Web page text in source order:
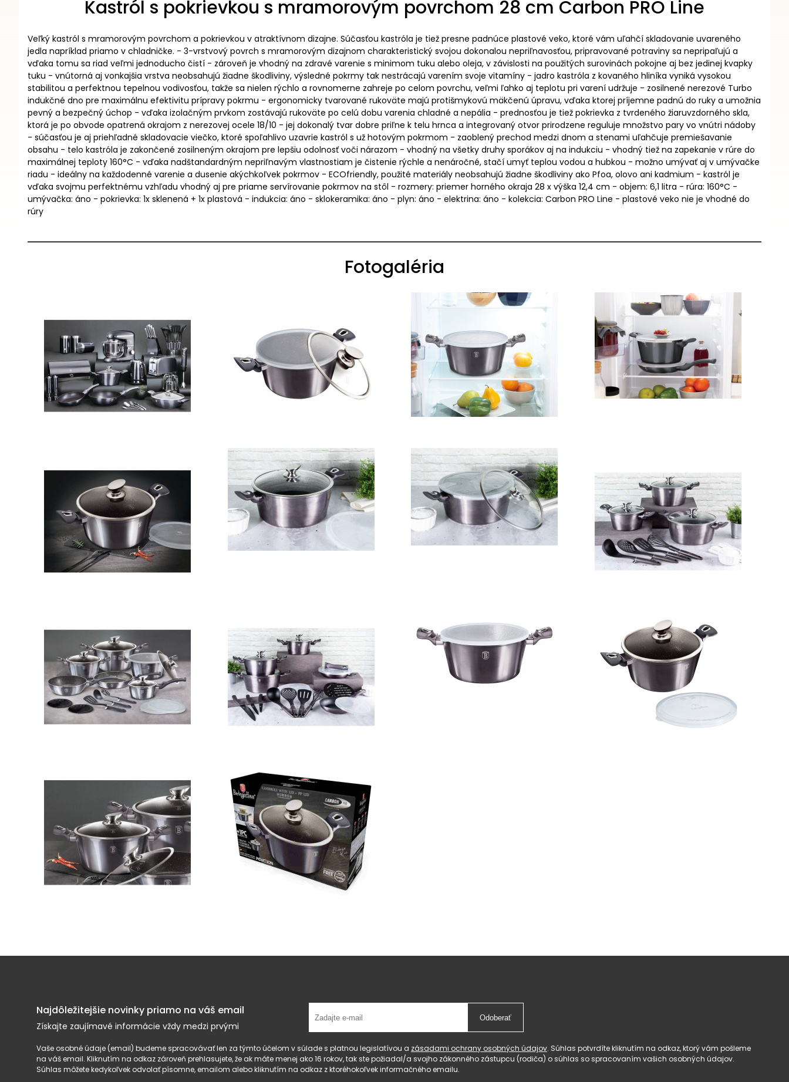
Kastról s pokrievkou s mramorovým povrchom 28 cm Carbon PRO Line
Veľký kastról s mramorovým povrchom a pokrievkou v atraktívnom dizajne. Súčasťou kastróla je tiež presne padnúce plastové veko, ktoré vám uľahčí skladovanie uvareného
jedla napríklad priamo v chladničke. - 3-vrstvový povrch s mramorovým dizajnom charakteristický svojou dokonalou nepriľnavosťou, pripravované potraviny sa nepripaľujú a
vďaka tomu sa riad veľmi jednoducho čistí - zároveň je vhodný na zdravé varenie s minimom tuku alebo oleja, v závislosti na použitých surovinách pokojne aj bez jedinej kvapky
tuku - vnútorná aj vonkajšia vrstva neobsahujú žiadne škodliviny, výsledné pokrmy tak nestrácajú varením svoje vitamíny - jadro kastróla z kovaného hliníka vyniká vysokou
stabilitou a perfektnou tepelnou vodivosťou, takže sa nielen rýchlo a rovnomerne zahreje po celom povrchu, veľmi ľahko aj teplotu pri varení udržuje - zosilnené nerezové Turbo
indukčné dno pre maximálnu efektivitu prípravy pokrmu - ergonomicky tvarované rukoväte majú protišmykovú mäkčenú úpravu, vďaka ktorej príjemne padnú do ruky a umožnia
pevný a bezpečný úchop - vďaka izolačným prvkom zostávajú rukoväte po celú dobu varenia chladné a nepália - prednosťou je tiež pokrievka z tvrdeného žiaruvzdorného skla,
ktorá je po obvode opatrená okrajom z nerezovej ocele 18/10 - jej dokonalý tvar dobre priľne k telu hrnca a integrovaný otvor prirodzene reguluje množstvo pary vo vnútri nádoby
- súčasťou je aj priehľadné skladovacie viečko, ktoré spoľahlivo uzavrie kastról s už hotovým pokrmom - zaoblený prechod medzi dnom a stenami uľahčuje premiešavanie
obsahu - telo kastróla je zakončené zosilneným okrajom pre lepšiu odolnosť voči nárazom - vhodný na všetky druhy sporákov aj na indukciu - vhodný tiež na zapekanie v rúre do
maximálnej teploty 160°C - vďaka nadštandardným nepriľnavým vlastnostiam je čistenie rýchle a nenáročné, stačí umyť teplou vodou a hubkou - možno umývať aj v umývačke
riadu - ideálny na každodenné varenie a dusenie akýchkoľvek pokrmov - ECOfriendly, použité materiály neobsahujú žiadne škodliviny ako Pfoa, olovo ani kadmium - kastról je
vďaka svojmu perfektnému vzhľadu vhodný aj pre priame servírovanie pokrmov na stôl - rozmery: priemer horného okraja 28 x výška 12,4 cm - objem: 6,1 litra - rúra: 160°C -
umývačka: áno - pokrievka: 1x sklenená + 1x plastová - indukcia: áno - sklokeramika: áno - plyn: áno - elektrina: áno - kolekcia: Carbon PRO Line - plastové veko nie je vhodné do
rúry
Fotogaléria
Najdôležitejšie novinky priamo na váš email
Získajte zaujímavé informácie vždy medzi prvými
Odoberať
Vaše osobné údaje (email) budeme spracovávať len za týmto účelom v súlade s platnou legislatívou a zásadami ochrany osobných údajov. Súhlas potvrdíte kliknutím na odkaz, ktorý vám pošleme
na váš email. Kliknutím na odkaz zároveň prehlasujete, že ak máte menej ako 16 rokov, tak ste požiadal/a svojho zákonného zástupcu (rodiča) o súhlas so spracovaním vašich osobných údajov.
Súhlas môžete kedykoľvek odvolať písomne, emailom alebo kliknutím na odkaz z ktoréhokoľvek informačného emailu.